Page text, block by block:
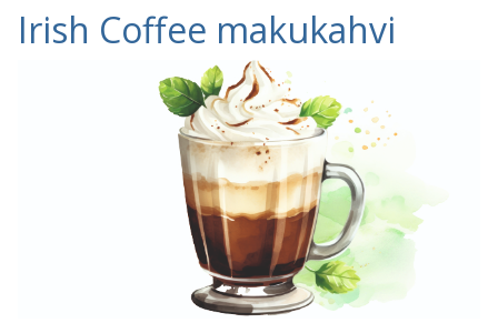
Irish Coffee makukahvi